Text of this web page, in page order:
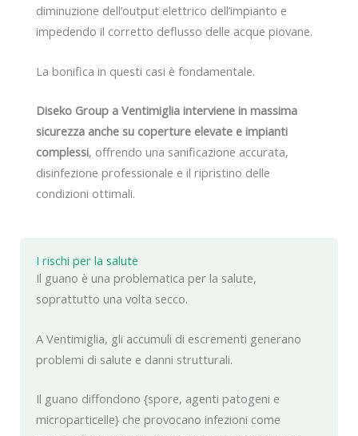
I rischi per la salute
Il guano è una problematica per la salute,
soprattutto una volta secco.
A Ventimiglia, gli accumuli di escrementi generano
problemi di salute e danni strutturali.
Il guano diffondono {spore, agenti patogeni e
microparticelle} che provocano infezioni come
diminuzione dell’output elettrico dell’impianto e
impedendo il corretto deflusso delle acque piovane.
La bonifica in questi casi è fondamentale.
Diseko Group a Ventimiglia interviene in massima
sicurezza anche su coperture elevate e impianti
complessi, offrendo una sanificazione accurata,
disinfezione professionale e il ripristino delle
condizioni ottimali.